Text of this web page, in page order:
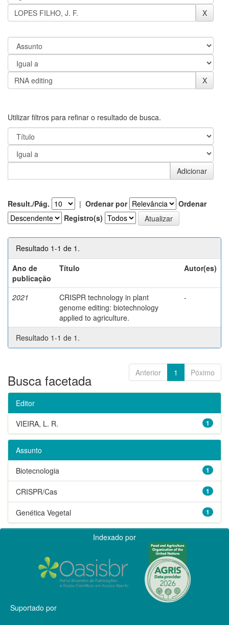
Utilizar filtros para refinar o resultado de busca.
Result./Pág. | Ordenar por
Ordenar
Registro(s)
Resultado 1-1 de 1.
Ano de
publicação
Título Autor(es)
2021
CRISPR technology in plant
genome editing: biotechnology
applied to agriculture.
-
Resultado 1-1 de 1.
Anterior 1 Póximo
Busca facetada
Editor
1
VIEIRA, L. R.
Assunto
1
Biotecnologia
1
CRISPR/Cas
1
Genética Vegetal
Indexado por
Suportado por